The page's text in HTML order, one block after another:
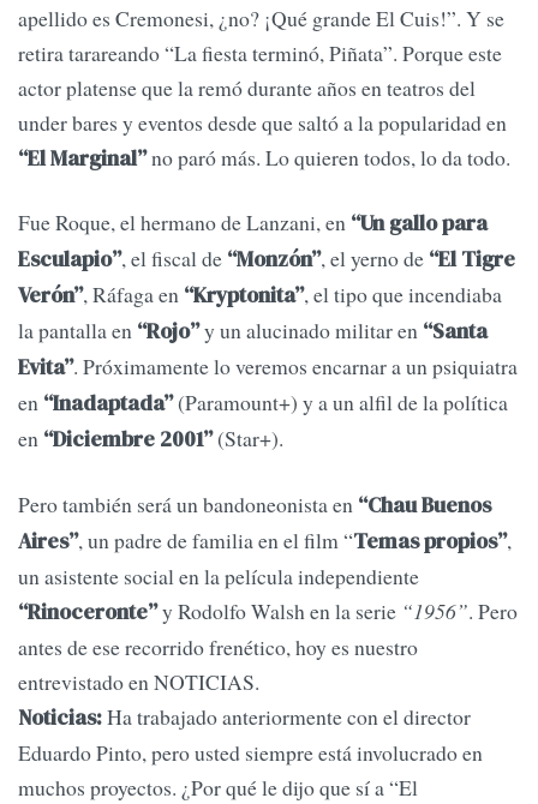
apellido es Cremonesi, ¿no? ¡Qué grande El Cuis!”. Y se
retira tarareando “La fiesta terminó, Piñata”. Porque este
actor platense que la remó durante años en teatros del
under bares y eventos desde que saltó a la popularidad en
“El Marginal”no paró más. Lo quieren todos, lo da todo.
Fue Roque, el hermano de Lanzani, en “Un gallo para
Esculapio”, el fiscal de “Monzón”, el yerno de “El Tigre
Verón”, Ráfaga en “Kryptonita”, el tipo que incendiaba
la pantalla en “Rojo”y un alucinado militar en “Santa
Evita”. Próximamente lo veremos encarnar a un psiquiatra
en “Inadaptada”(Paramount+) y a un alfil de la política
en “Diciembre 2001”(Star+).
Pero también será un bandoneonista en “Chau Buenos
Aires”, un padre de familia en el film “Temas propios”,
un asistente social en la película independiente
“Rinoceronte”y Rodolfo Walsh en la serie “1956”. Pero
antes de ese recorrido frenético, hoy es nuestro
entrevistado en NOTICIAS.
Noticias:Ha trabajado anteriormente con el director
Eduardo Pinto, pero usted siempre está involucrado en
muchos proyectos. ¿Por qué le dijo que sí a “El